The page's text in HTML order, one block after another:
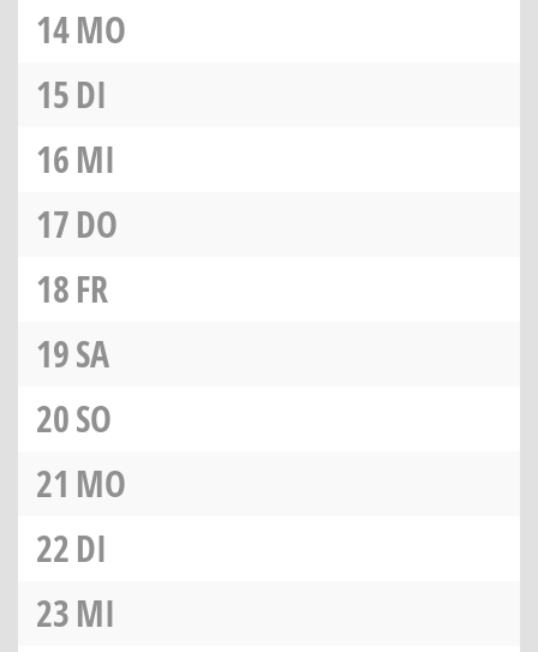
14MO
15DI
16MI
17DO
18FR
19SA
20SO
21 MO
22DI
23MI